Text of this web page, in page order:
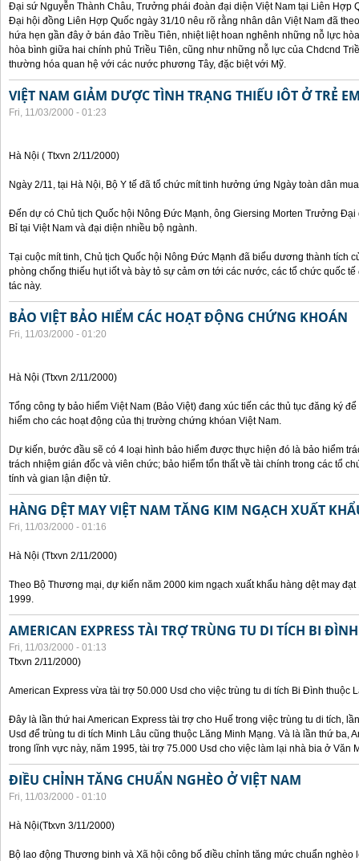
Đại sứ Nguyễn Thành Châu, Trưởng phái đoàn đại diện Việt Nam tại Liên Hợp
Đại hội đồng Liên Hợp Quốc ngày 31/10 nêu rõ rằng nhân dân Việt Nam đã
hứa hẹn gần đây ở bán đảo Triều Tiên, nhiệt liệt hoan nghênh những nỗ lực
hòa bình giữa hai chính phủ Triều Tiên, cũng như những nỗ lực của Chdcnd
thường hóa quan hệ với các nước phương Tây, đặc biệt với Mỹ.
VIỆT NAM GIẢM DƯỢC TÌNH TRẠNG THIẾU IÔT Ở TRẺ
Fri, 11/03/2000 - 01:23
Hà Nội ( Ttxvn 2/11/2000)
Ngày 2/11, tại Hà Nội, Bộ Y tế đã tổ chức mít tinh hưởng ứng Ngày toàn dân
Đến dự có Chủ tịch Quốc hội Nông Đức Mạnh, ông Giersing Morten Trưởng
Bỉ tại Việt Nam và đại diện nhiều bộ ngành.
Tại cuộc mít tinh, Chủ tịch Quốc hội Nông Đức Mạnh đã biểu dương thành tích
phòng chống thiếu hụt iốt và bày tỏ sự cảm ơn tới các nước, các tổ chức quốc
tác này.
BẢO VIỆT BẢO HIỂM CÁC HOẠT ĐỘNG CHỨNG KHOÁN
Fri, 11/03/2000 - 01:20
Hà Nội (Ttxvn 2/11/2000)
Tổng công ty bảo hiểm Việt Nam (Bảo Việt) đang xúc tiến các thủ tục đăng ký
hiểm cho các hoạt động của thị trường chứng khóan Việt Nam.
Dự kiến, bước đầu sẽ có 4 loại hình bảo hiểm được thực hiện đó là bảo hiểm
trách nhiệm gián đốc và viên chức; bảo hiểm tổn thất về tài chính trong các tổ
tính và gian lận điện tử.
HÀNG DỆT MAY VIỆT NAM TĂNG KIM NGẠCH XUẤT
Fri, 11/03/2000 - 01:16
Hà Nội (Ttxvn 2/11/2000)
Theo Bộ Thương mại, dự kiến năm 2000 kim ngạch xuất khẩu hàng dệt may
1999.
AMERICAN EXPRESS TÀI TRỢ TRÙNG TU DI TÍCH BI ĐÌNH
Fri, 11/03/2000 - 01:13
Ttxvn 2/11/2000)
American Express vừa tài trợ 50.000 Usd cho việc trùng tu di tích Bi Đình thuộc
Đây là lần thứ hai American Express tài trợ cho Huế trong việc trùng tu di tích,
Usd để trùng tu di tích Minh Lâu cũng thuộc Lăng Minh Mạng. Và là lần thứ ba,
trong lĩnh vực này, năm 1995, tài trợ 75.000 Usd cho việc làm lại nhà bia ở Văn
ĐIỀU CHỈNH TĂNG CHUẨN NGHÈO Ở VIỆT NAM
Fri, 11/03/2000 - 01:10
Hà Nội(Ttxvn 3/11/2000)
Bộ lao động Thương binh và Xã hội công bố điều chỉnh tăng mức chuẩn nghèo